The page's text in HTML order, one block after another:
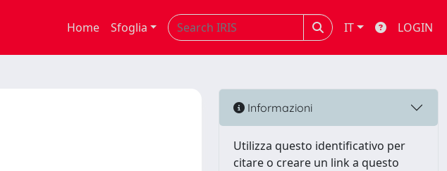
Home Sfoglia IT LOGIN
Informazioni
Utilizza questo identificativo per
citare o creare un link a questo